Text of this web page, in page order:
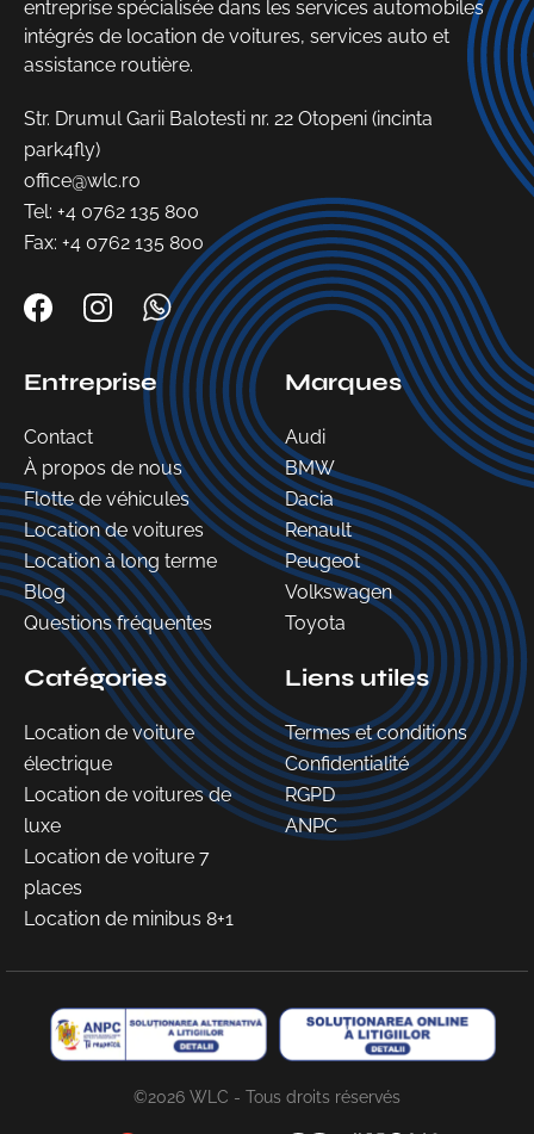
entreprise spécialisée dans les services automobiles
intégrés de location de voitures, services auto et
assistance routière.
Str. Drumul Garii Balotesti nr. 22 Otopeni (incinta
park4fly)
office@wlc.ro
Tel: +4 0762 135 800
Fax: +4 0762 135 800
Entreprise
Contact
À propos de nous
Flotte de véhicules
Location de voitures
Location à long terme
Blog
Questions fréquentes
Marques
Audi
BMW
Dacia
Renault
Peugeot
Volkswagen
Toyota
Catégories
Location de voiture
électrique
Location de voitures de
luxe
Location de voiture 7
places
Location de minibus 8+1
Liens utiles
Termes et conditions
Confidentialité
RGPD
ANPC
©2026 WLC - Tous droits réservés